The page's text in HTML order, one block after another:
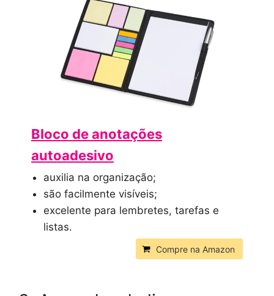
Bloco de anotações
autoadesivo
auxilia na organização;
são facilmente visíveis;
excelente para lembretes, tarefas e
listas.
Compre na Amazon